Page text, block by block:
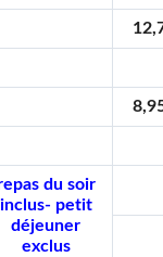
du soir
inclus- petit
déjeuner
exclus